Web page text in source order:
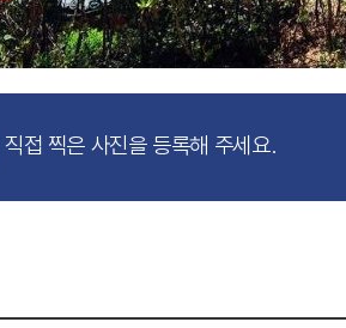
직접 찍은 사진을 등록해 주세요.